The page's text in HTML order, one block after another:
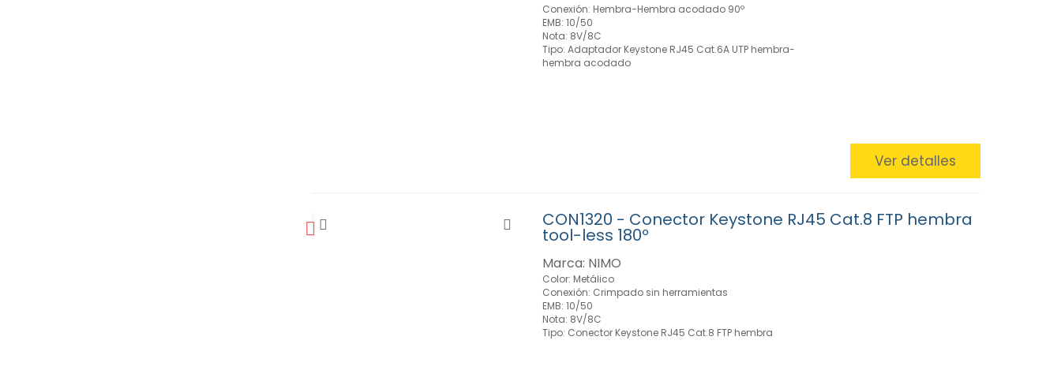
Conexión: Hembra-Hembra acodado 90º
EMB: 10/50
Nota: 8V/8C
Tipo: Adaptador Keystone RJ45 Cat.6A UTP hembra-
hembra acodado
Ver detalles
CON1320 - Conector Keystone RJ45 Cat.8 FTP hembra
tool-less 180º
Marca: NIMO
Color: Metálico
Conexión: Crimpado sin herramientas
EMB: 10/50
Nota: 8V/8C
Tipo: Conector Keystone RJ45 Cat.8 FTP hembra